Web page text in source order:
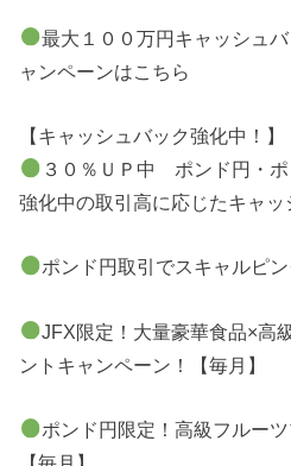
最大１００万円キャッシュ
ャンペーンはこちら
【キャッシュバック強化中！】
３０％ＵＰ中 ポンド円・
強化中の取引高に応じたキャ
ポンド円取引でスキャルピ
JFX限定！大量豪華食品×高
ントキャンペーン！【毎月】
ポンド円限定！高級フルー